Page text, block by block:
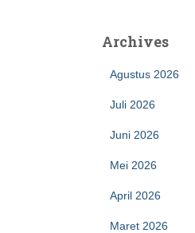
Archives
Agustus 2026
Juli 2026
Juni 2026
Mei 2026
April 2026
Maret 2026